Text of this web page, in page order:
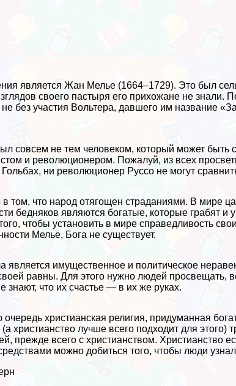
является Жан Мелье (1664–1729). Это был
своего пастыря его прихожане не знали.
без участия Вольтера, давшего им название
совсем не тем человеком, который может быть
и революционером. Пожалуй, из всех
ни революционер Руссо не могут
том, что народ отягощен страданиями. В мире
бедняков являются богатые, которые грабят и
чтобы установить в мире справедливость
Мелье, Бога не существует.
является имущественное и политическое
равны. Для этого нужно людей просвещать,
что их счастье — в их же руках.
христианская религия, придуманная
христианство лучше всего подходит для этого)
прежде всего с христианством. Христианство
можно добиться того, чтобы люди